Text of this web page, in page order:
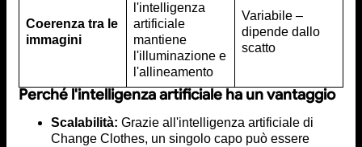
Coerenza tra le
immagini
l'intelligenza
artificiale
mantiene
l'illuminazione e
l'allineamento
Variabile –
dipende dallo
scatto
Perché l'intelligenza artificiale ha un vantaggio
Scalabilità: Grazie all'intelligenza artificiale di
Change Clothes, un singolo capo può essere